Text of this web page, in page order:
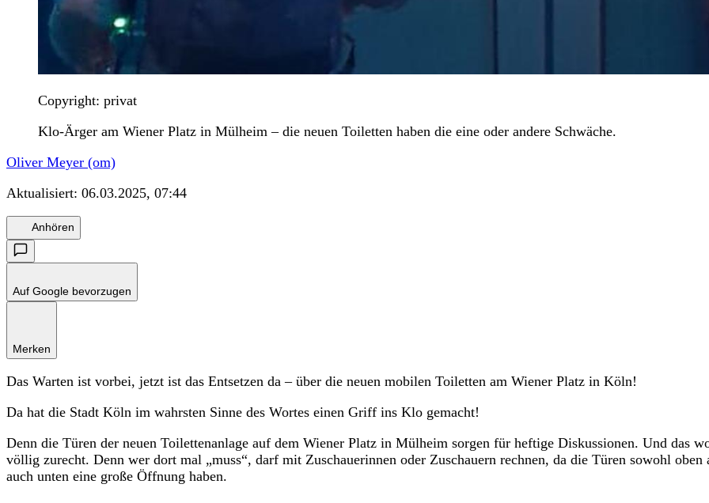
Copyright: privat
Klo-Ärger am Wiener Platz in Mülheim – die neuen Toiletten haben die eine oder andere Schwäche.
Oliver Meyer (om)
Aktualisiert: 06.03.2025, 07:44
Anhören
Auf Google bevorzugen
Merken
Das Warten ist vorbei, jetzt ist das Entsetzen da – über die neuen mobilen Toiletten am Wiener Platz in Köln!
Da hat die Stadt Köln im wahrsten Sinne des Wortes einen Griff ins Klo gemacht!
Denn die Türen der neuen Toilettenanlage auf dem Wiener Platz in Mülheim sorgen für heftige Diskussionen. Und das
völlig zurecht. Denn wer dort mal „muss“, darf mit Zuschauerinnen oder Zuschauern rechnen, da die Türen sowohl oben
auch unten eine große Öffnung haben.